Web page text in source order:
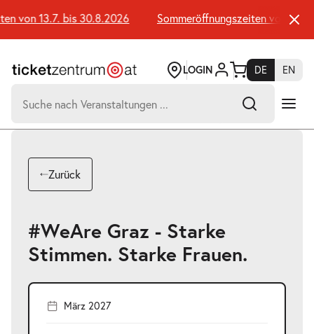
Seiteninhalt
springen
von 13.7. bis 30.8.2026 Sommeröffnungszeiten von 13.7.
LOGIN DE
EN
nach:
Suchtreffer:
Zurück
#WeAre Graz - Starke
Stimmen. Starke Frauen.
März 2027